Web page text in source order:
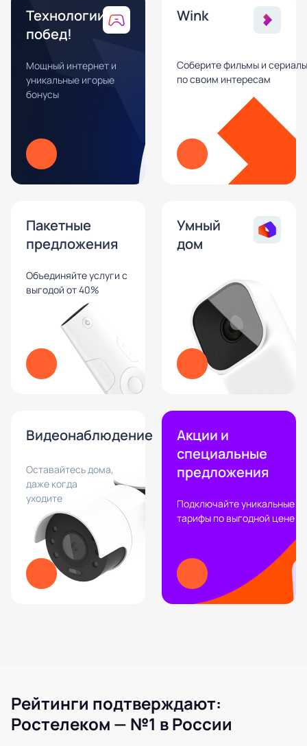
Технологии
побед!
Мощный интернет и
уникальные игорые
бонусы
Wink
Соберите фильмы и сериалы
по своим интересам
Пакетные
предложения
Объединяйте услуги с
выгодой от 40%
Умный
дом
Видеонаблюдение
Оставайтесь дома,
даже когда
уходите
Акции и
специальные
предложения
Подключайте уникальные
тарифы по выгодной цене
Рейтинги подтверждают:
Ростелеком — №1 в России